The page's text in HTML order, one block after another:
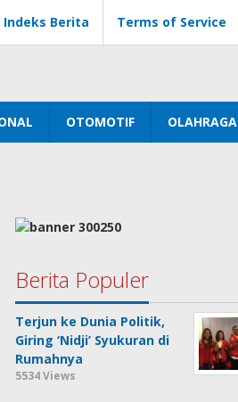
Indeks Berita Terms of Service
OTOMOTIF OLAHRAGA
Berita Populer
Terjun ke Dunia Politik,
Giring ‘Nidji’ Syukuran di
Rumahnya
5534 Views